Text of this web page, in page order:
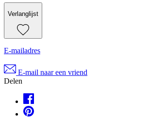
Verlanglijst
E-mailadres
E-mail naar een vriend
Delen